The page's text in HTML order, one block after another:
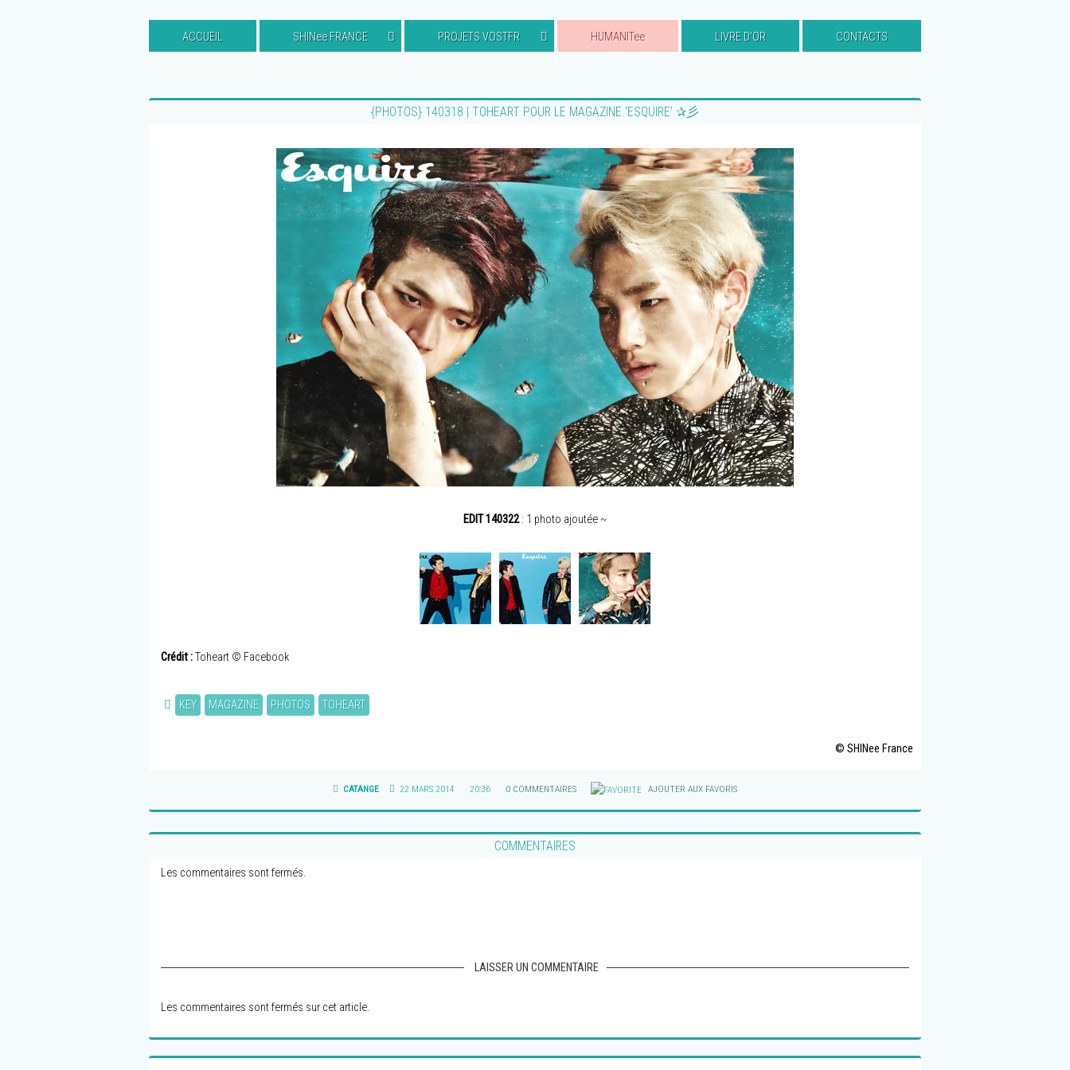
ACCUEIL SHINee FRANCE PROJETS VOSTFR HUMANITee LIVRE D’OR CONTACTS
{PHOTOS} 140318 | TOHEART POUR LE MAGAZINE ‘ESQUIRE’ ✰彡
EDIT 140322: 1 photo ajoutée ~
Crédit :Toheart © Facebook
KEY MAGAZINE PHOTOS TOHEART
© SHINee France
CATANGE 22 MARS 2014 20:36 0 COMMENTAIRES AJOUTER AUX FAVORIS
COMMENTAIRES
Les commentaires sont fermés.
LAISSER UN COMMENTAIRE
Les commentaires sont fermés sur cet article.